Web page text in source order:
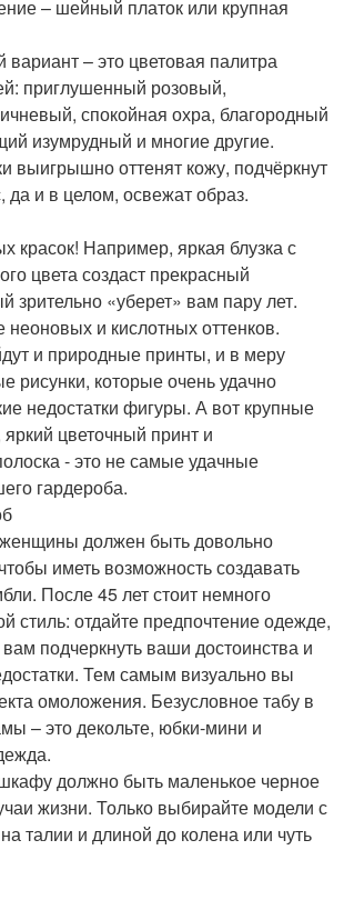
– шейный платок или крупная
– это цветовая палитра
приглушенный розовый,
спокойная охра, благородный
изумрудный и многие другие.
выигрышно оттенят кожу, подчёркнут
да и в целом, освежат образ.
красок! Например, яркая блузка с
цвета создаст прекрасный
зрительно «уберет» вам пару лет.
неоновых и кислотных оттенков.
и природные принты, и в меру
рисунки, которые очень удачно
недостатки фигуры. А вот крупные
цветочный принт и
- это не самые удачные
гардероба.
должен быть довольно
иметь возможность создавать
После 45 лет стоит немного
стиль: отдайте предпочтение одежде,
подчеркнуть ваши достоинства и
Тем самым визуально вы
омоложения. Безусловное табу в
– это декольте, юбки-мини и
должно быть маленькое черное
жизни. Только выбирайте модели с
талии и длиной до колена или чуть